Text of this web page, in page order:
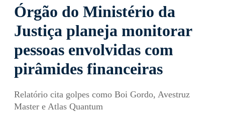
Órgão do Ministério da
Justiça planeja monitorar
pessoas envolvidas com
pirâmides financeiras
Relatório cita golpes como Boi Gordo, Avestruz
Master e Atlas Quantum